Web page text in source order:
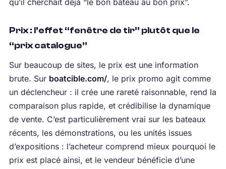
qu’il cherchait déjà “le bon bateau au bon prix”.
Prix : l’effet “fenêtre de tir” plutôt que le
“prix catalogue”
Sur beaucoup de sites, le prix est une information
brute. Sur boatcible.com/, le prix promo agit comme
un déclencheur : il crée une rareté raisonnable, rend la
comparaison plus rapide, et crédibilise la dynamique
de vente. C’est particulièrement vrai sur les bateaux
récents, les démonstrations, ou les unités issues
d’expositions : l’acheteur comprend mieux pourquoi le
prix est placé ainsi, et le vendeur bénéficie d’une